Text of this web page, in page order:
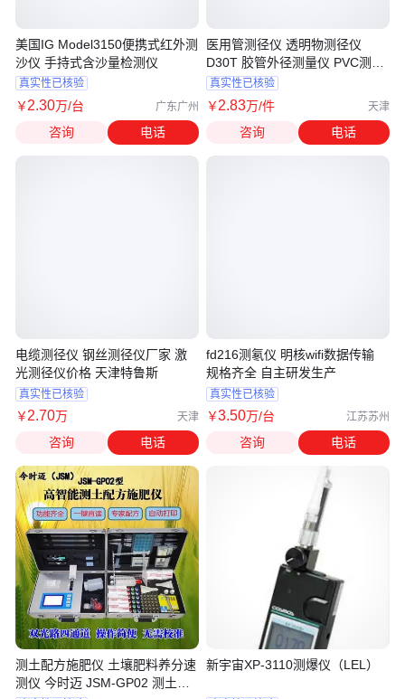
美国IG Model3150便携式红外测
沙仪 手持式含沙量检测仪
真实性已核验
￥2.30万/台 广东广州
咨询 电话
电缆测径仪 钢丝测径仪厂家 激
光测径仪价格 天津特鲁斯
真实性已核验
￥2.70万 天津
咨询 电话
测土配方施肥仪 土壤肥料养分速
测仪 今时迈 JSM-GP02 测土测
医用管测径仪 透明物测径仪
D30T 胶管外径测量仪 PVC测外
径仪
真实性已核验
￥2.83万/件 天津
咨询 电话
fd216测氡仪 明核wifi数据传输
规格齐全 自主研发生产
真实性已核验
￥3.50万/台 江苏苏州
咨询 电话
新宇宙XP-3110测爆仪（LEL）